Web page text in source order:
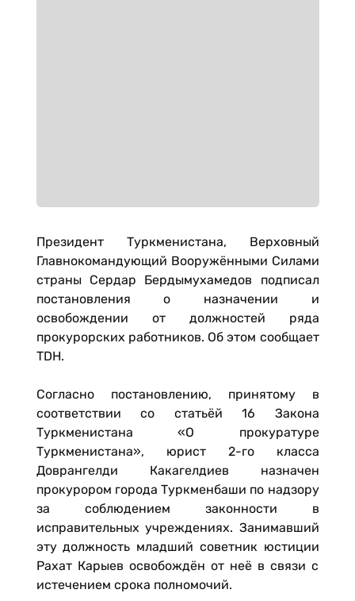
Президент Туркменистана, Верховный
Главнокомандующий Вооружёнными Силами
страны Сердар Бердымухамедов подписал
постановления о назначении и
освобождении от должностей ряда
прокурорских работников. Об этом сообщает
TDH.
Согласно постановлению, принятому в
соответствии со статьёй 16 Закона
Туркменистана «О прокуратуре
Туркменистана», юрист 2-го класса
Доврангелди Какагелдиев назначен
прокурором города Туркменбаши по надзору
за соблюдением законности в
исправительных учреждениях. Занимавший
эту должность младший советник юстиции
Рахат Карыев освобождён от неё в связи с
истечением срока полномочий.